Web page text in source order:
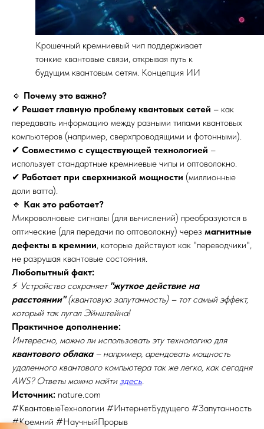
Крошечный кремниевый чип поддерживает
тонкие квантовые связи, открывая путь к
будущим квантовым сетям. Концепция ИИ
🔹 Почему это важно?
✔ Решает главную проблему квантовых сетей – как
передавать информацию между разными типами квантовых
компьютеров (например, сверхпроводящими и фотонными).
✔ Совместимо с существующей технологией –
использует стандартные кремниевые чипы и оптоволокно.
✔ Работает при сверхнизкой мощности (миллионные
доли ватта).
🔹 Как это работает?
Микроволновые сигналы (для вычислений) преобразуются в
оптические (для передачи по оптоволокну) через магнитные
дефекты в кремнии, которые действуют как "переводчики",
не разрушая квантовые состояния.
Любопытный факт:
⚡ Устройство сохраняет "жуткое действие на
расстоянии"(квантовую запутанность) – тот самый эффект,
который так пугал Эйнштейна!
Практичное дополнение:
Интересно, можно ли использовать эту технологию для
квантового облака– например, арендовать мощность
удаленного квантового компьютера так же легко, как сегодня
AWS? Ответы можно найти здесь.
Источник: nature.com
#КвантовыеТехнологии #ИнтернетБудущего #Запутанность
#Кремний #НаучныйПрорыв